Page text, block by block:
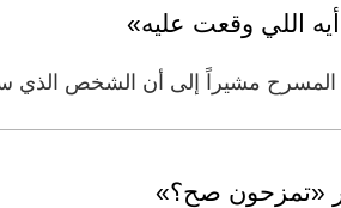
اللي وقعت عليه»
مشيراً إلى أن الشخص الذي
«تمزحون صح؟»